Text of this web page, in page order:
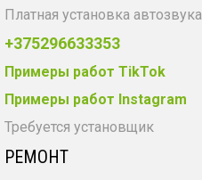
Платная установка автозвука
+375296633353
Примеры работ TikTok
Примеры работ Instagram
Требуется установщик
РЕМОНТ